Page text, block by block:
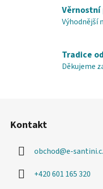
Výhodnější
Tradice
Děkujeme
Kontakt
obchod@e-
+420 601 165 320